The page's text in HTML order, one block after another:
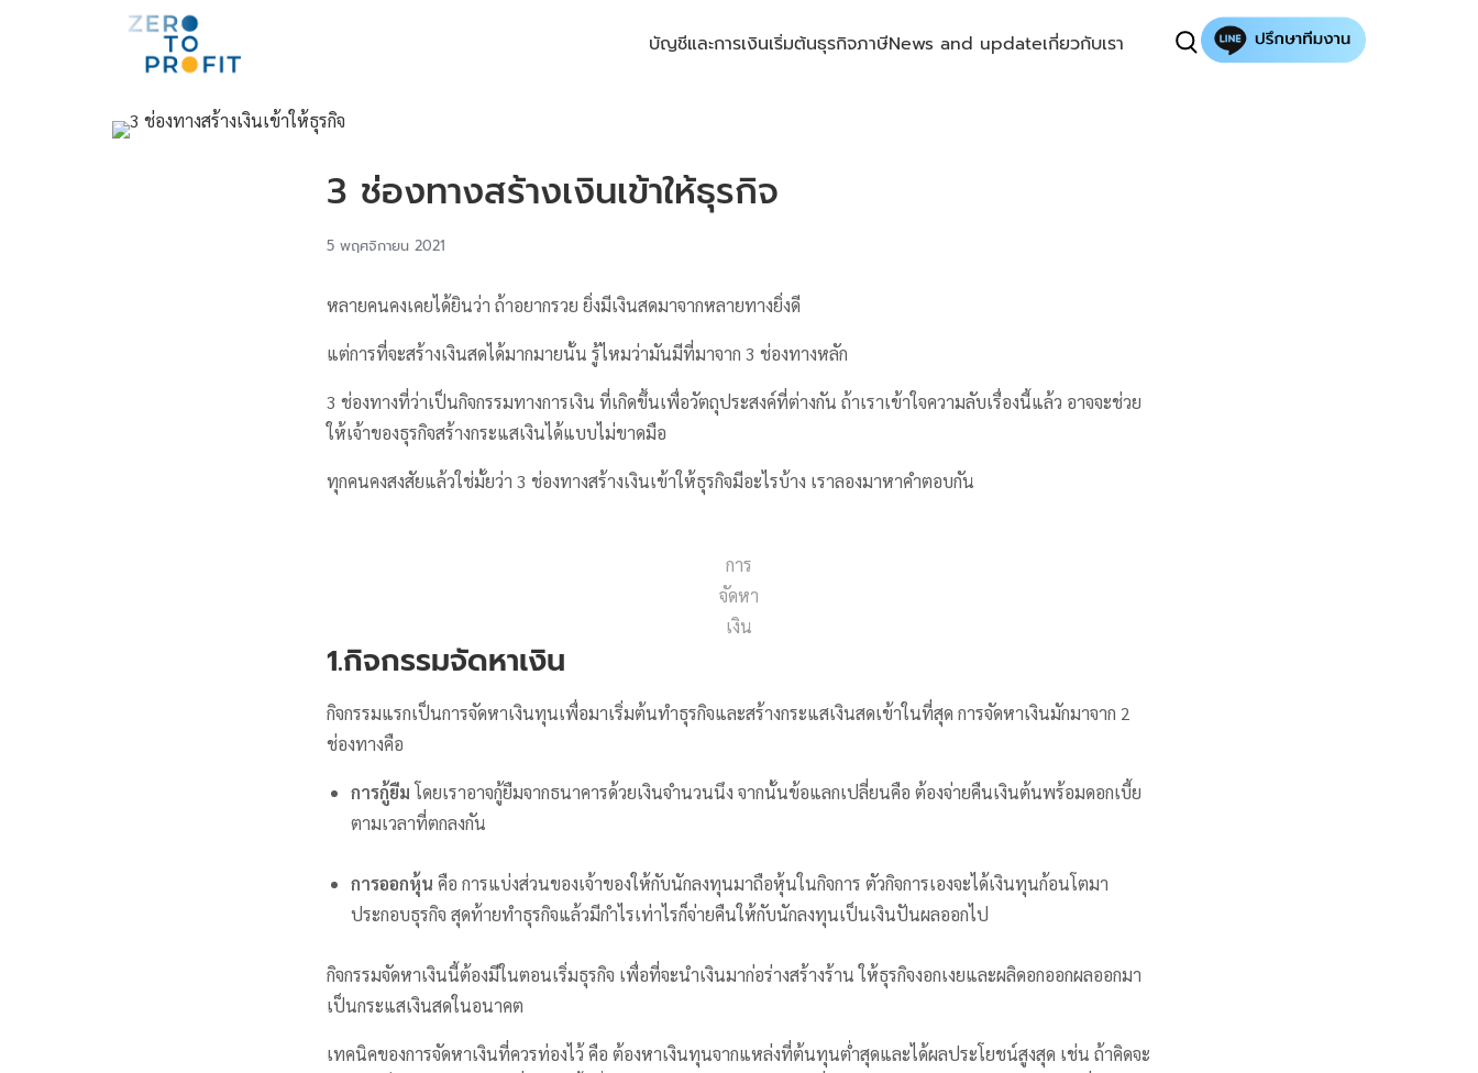
บัญชีและการเงินเริ่มต้นธุรกิจภาษีNews and updateเกี่ยวกับเรา
3 ช่องทางสร้างเงินเข้าให้ธุรกิจ
5 พฤศจิกายน 2021
หลายคนคงเคยได้ยินว่า ถ้าอยากรวย ยิ่งมีเงินสดมาจากหลายทางยิ่งดี
แต่การที่จะสร้างเงินสดได้มากมายนั้น รู้ไหมว่ามันมีที่มาจาก 3 ช่องทางหลัก
3 ช่องทางที่ว่าเป็นกิจกรรมทางการเงิน ที่เกิดขึ้นเพื่อวัตถุประสงค์ที่ต่างกัน ถ้าเราเข้าใจความลับเรื่องนี้แล้ว อาจจะช่วย
ให้เจ้าของธุรกิจสร้างกระแสเงินได้แบบไม่ขาดมือ
ทุกคนคงสงสัยแล้วใช่มั้ยว่า 3 ช่องทางสร้างเงินเข้าให้ธุรกิจมีอะไรบ้าง เราลองมาหาคำตอบกัน
การ
จัดหา
เงิน
1.กิจกรรมจัดหาเงิน
กิจกรรมแรกเป็นการจัดหาเงินทุนเพื่อมาเริ่มต้นทำธุรกิจและสร้างกระแสเงินสดเข้าในที่สุด การจัดหาเงินมักมาจาก 2
ช่องทางคือ
การกู้ยืม โดยเราอาจกู้ยืมจากธนาคารด้วยเงินจำนวนนึง จากนั้นข้อแลกเปลี่ยนคือ ต้องจ่ายคืนเงินต้นพร้อมดอกเบี้ย
ตามเวลาที่ตกลงกัน
การออกหุ้น คือ การแบ่งส่วนของเจ้าของให้กับนักลงทุนมาถือหุ้นในกิจการ ตัวกิจการเองจะได้เงินทุนก้อนโตมา
ประกอบธุรกิจ สุดท้ายทำธุรกิจแล้วมีกำไรเท่าไรก็จ่ายคืนให้กับนักลงทุนเป็นเงินปันผลออกไป
กิจกรรมจัดหาเงินนี้ต้องมีในตอนเริ่มธุรกิจ เพื่อที่จะนำเงินมาก่อร่างสร้างร้าน ให้ธุรกิจงอกเงยและผลิดอกออกผลออกมา
เป็นกระแสเงินสดในอนาคต
เทคนิคของการจัดหาเงินที่ควรท่องไว้ คือ ต้องหาเงินทุนจากแหล่งที่ต้นทุนต่ำสุดและได้ผลประโยชน์สูงสุด เช่น ถ้าคิดจะ